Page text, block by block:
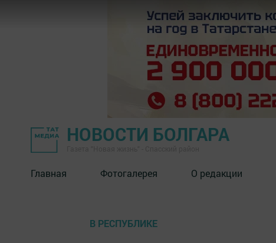
НОВОСТИ БОЛГАРА
Главная Фотогалерея О редакции
В РЕСПУБЛИКЕ